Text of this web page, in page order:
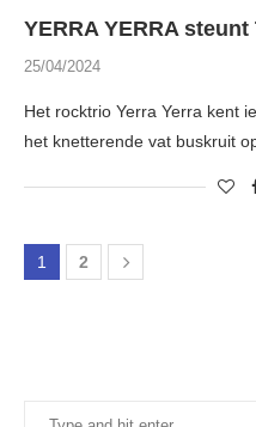
YERRA YERRA steunt
25/04/2024
Het rocktrio Yerra Yerra kent
het knetterende vat buskruit
1 2